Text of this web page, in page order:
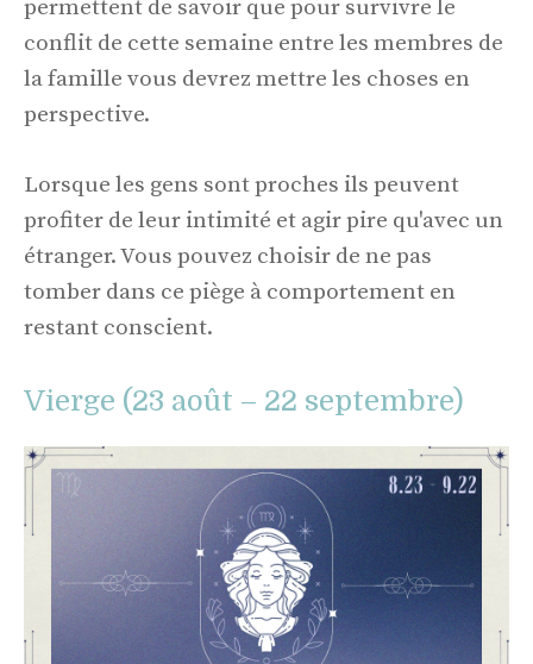
permettent de savoir que pour survivre le
conflit de cette semaine entre les membres de
la famille vous devrez mettre les choses en
perspective.
Lorsque les gens sont proches ils peuvent
profiter de leur intimité et agir pire qu'avec un
étranger. Vous pouvez choisir de ne pas
tomber dans ce piège à comportement en
restant conscient.
Vierge (23 août – 22 septembre)